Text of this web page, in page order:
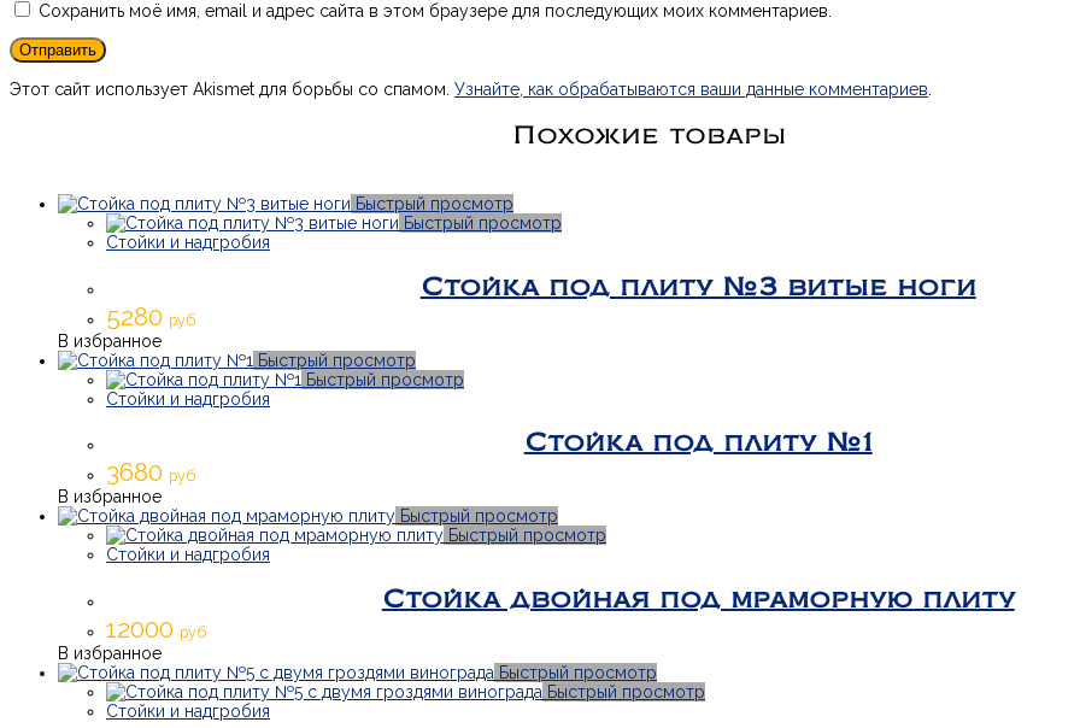
Сохранить моё имя, email и адрес сайта в этом браузере для последующих моих комментариев.
Этот сайт использует Akismet для борьбы со спамом. Узнайте, как обрабатываются ваши данные комментариев
Похожие товары
Быстрый просмотр
Быстрый просмотр
Стойки и надгробия
Стойка под плиту №3 витые ноги
5280 руб
В избранное
Быстрый просмотр
Быстрый просмотр
Стойки и надгробия
Стойка под плиту №1
3680 руб
В избранное
Быстрый просмотр
Быстрый просмотр
Стойки и надгробия
Стойка двойная под мраморную плиту
12000 руб
В избранное
Быстрый просмотр
Быстрый просмотр
Стойки и надгробия